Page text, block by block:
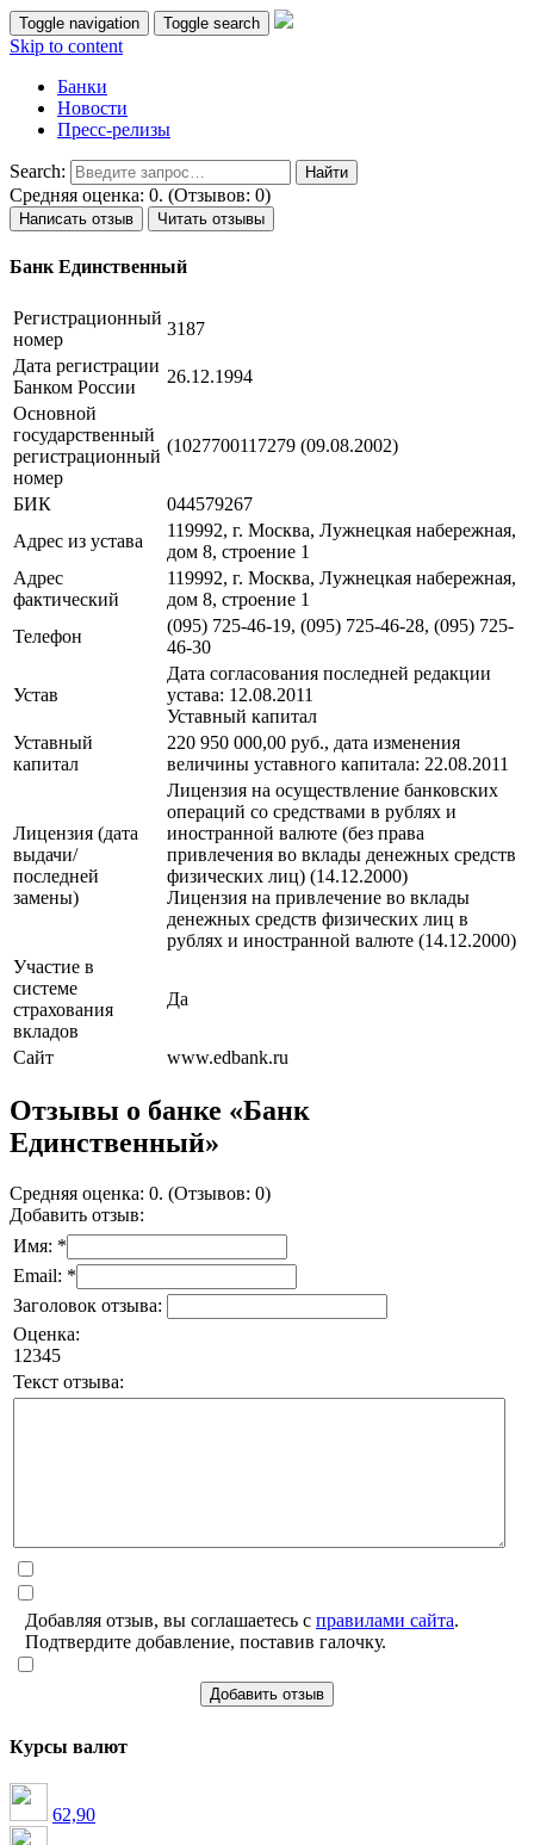
Toggle navigation Toggle search
Skip to content
Банки
Новости
Пресс-релизы
Search:
Средняя оценка: 0. (Отзывов: 0)
Написать отзыв Читать отзывы
Банк Единственный
Регистрационный
номер
3187
Дата регистрации
Банком России
26.12.1994
Основной
государственный
регистрационный
номер
(1027700117279 (09.08.2002)
БИК
044579267
Адрес из устава
119992, г. Москва, Лужнецкая набережная,
дом 8, строение 1
Адрес
фактический
119992, г. Москва, Лужнецкая набережная,
дом 8, строение 1
Телефон
(095) 725-46-19, (095) 725-46-28, (095) 725-
46-30
Устав
Дата согласования последней редакции
устава: 12.08.2011
Уставный капитал
Уставный
капитал
220 950 000,00 руб., дата изменения
величины уставного капитала: 22.08.2011
Лицензия (дата
выдачи/
последней
замены)
Лицензия на осуществление банковских
операций со средствами в рублях и
иностранной валюте (без права
привлечения во вклады денежных средств
физических лиц) (14.12.2000)
Лицензия на привлечение во вклады
денежных средств физических лиц в
рублях и иностранной валюте (14.12.2000)
Участие в
системе
страхования
вкладов
Да
Сайт www.edbank.ru
Отзывы о банке «Банк
Единственный»
Средняя оценка: 0. (Отзывов: 0)
Добавить отзыв:
Имя: *
Email: *
Заголовок отзыва:
Оценка:
1 2345
Текст отзыва:
Добавляя отзыв, вы соглашаетесь с правилами сайта.
Подтвердите добавление, поставив галочку.
Добавить отзыв
Курсы валют
62,90